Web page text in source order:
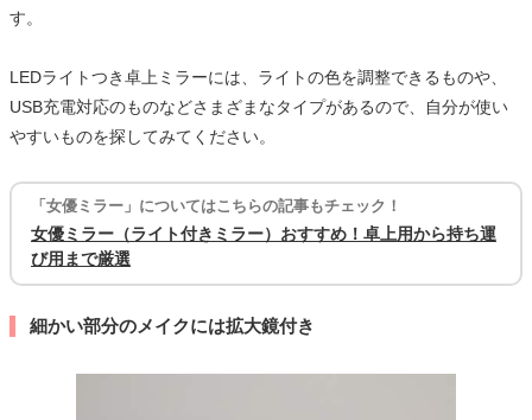
す。
LEDライトつき卓上ミラーには、ライトの色を調整できるものや、
USB充電対応のものなどさまざまなタイプがあるので、自分が使い
やすいものを探してみてください。
「女優ミラー」についてはこちらの記事もチェック！
女優ミラー（ライト付きミラー）おすすめ！卓上用から持ち運
び用まで厳選
細かい部分のメイクには拡大鏡付き